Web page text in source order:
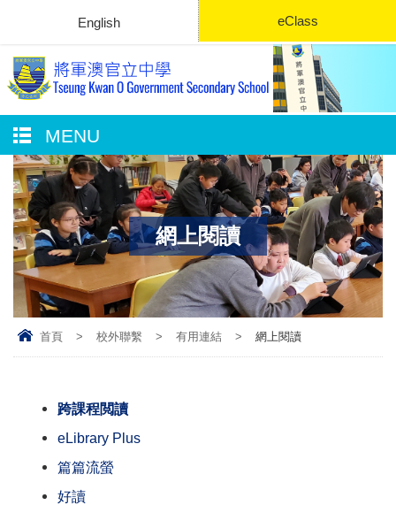
English eClass
MENU
網上閱讀
首頁 > 校外聯繫 > 有用連結 > 網上閱讀
跨課程閲讀
eLibrary Plus
篇篇流螢
好讀